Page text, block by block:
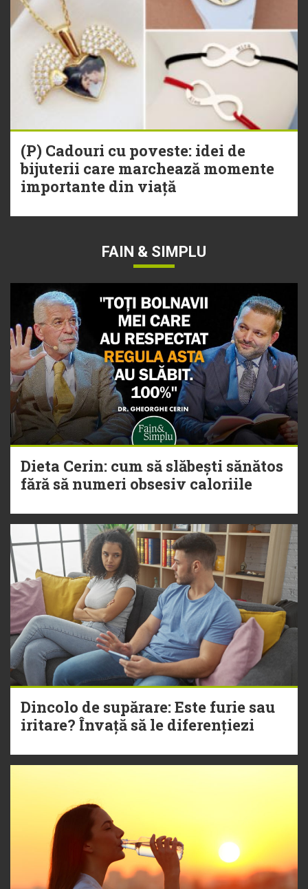
(P) Cadouri cu poveste: idei de
bijuterii care marchează momente
importante din viață
FAIN & SIMPLU
Dieta Cerin: cum să slăbești sănătos
fără să numeri obsesiv caloriile
Dincolo de supărare: Este furie sau
iritare? Învață să le diferențiezi